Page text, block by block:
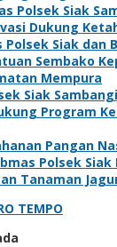
Polsek Siak
Dukung
Polsek Siak dan
Sembako
Mempura
Siak
Program
Pangan
Polsek
Tanaman
TEMPO